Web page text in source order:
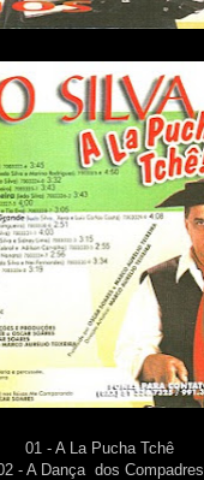
01 - A La Pucha Tchê
- A Dança dos Compadres